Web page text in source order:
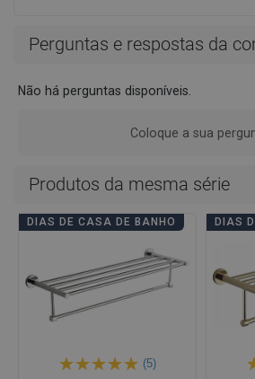
Perguntas e respostas da
Não há perguntas disponíveis.
Coloque a sua
Produtos da mesma série
DIAS DE CASA DE BANHO
(5)
DIAS